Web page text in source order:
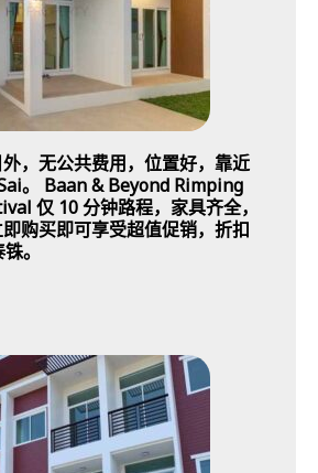
，无公共费用，位置好，靠近
。 Baan & Beyond Rimping
仅 10 分钟路程，家具齐全，
购买即可享受超值促销，折扣
。